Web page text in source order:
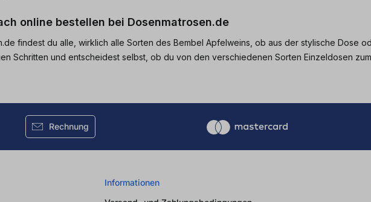
online bestellen bei Dosenmatrosen.de
findest du alle, wirklich alle Sorten des Bembel Apfelweins, ob aus der stylische Dose
Schritten und entscheidest selbst, ob du von den verschiedenen Sorten Einzeldosen
Rechnung
Informationen